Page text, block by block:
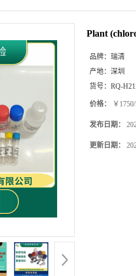
Plant
品牌： 瑞清
产地： 深圳
货号： RQ-
价格： ￥
发布日期：
更新日期：